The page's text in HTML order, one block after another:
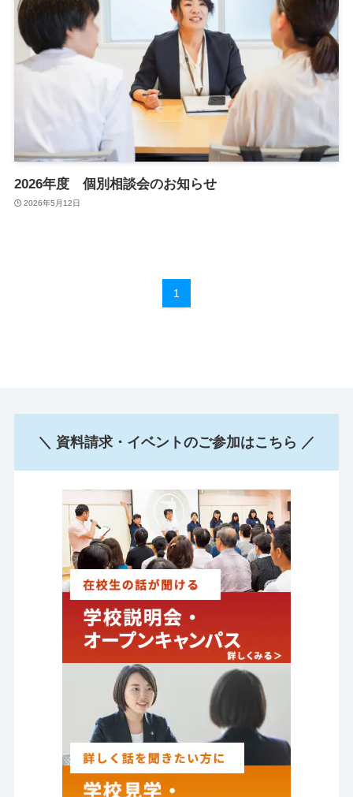
2026年度 個別相談会のお知らせ
2026年5月12日
1
＼ 資料請求・イベントのご参加はこちら ／